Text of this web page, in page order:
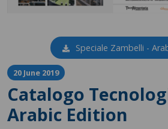
Speciale Zambelli -
20 June 2019
Catalogo
Arabic Edition